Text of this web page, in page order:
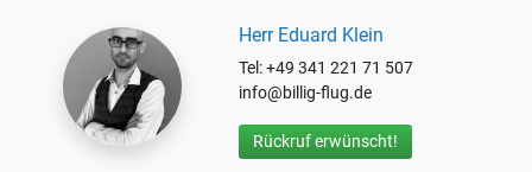
Herr Eduard Klein
Tel: +49 341 221 71 507
info@billig-flug.de
Rückruf erwünscht!